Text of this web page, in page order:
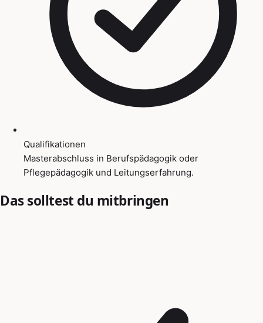
Qualifikationen
Masterabschluss in Berufspädagogik oder
Pflegepädagogik und Leitungserfahrung.
Das solltest du mitbringen